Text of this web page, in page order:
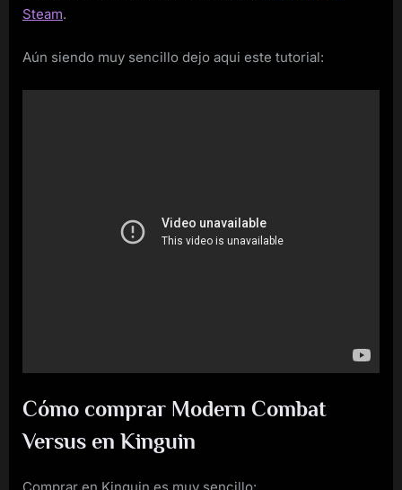
Steam.
Aún siendo muy sencillo dejo aqui este tutorial:
Cómo comprar Modern Combat
Versus en Kinguin